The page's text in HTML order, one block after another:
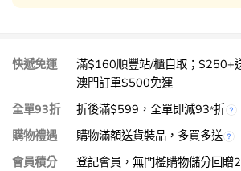
快遞免運
滿$160順豐站/櫃自取；$250+
澳門訂單$500免運
全單93折
折後滿$599，全單即減93*折
購物禮遇
購物滿額送貨裝品，多買多送
會員積分
登記會員，無門檻購物儲分回贈